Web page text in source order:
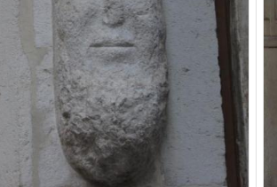
Matteo e San Giovanni evangelista,
fariseo, Profeti. Entrambi i cicli di
da un forte senso
luminosità particolare, e da
antiretorica delle figure, inserite in
tonalità composte.
conservate altre due opere di